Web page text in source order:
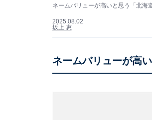
ネームバリューが高いと思う「北海
2025.08.02
坂上 恵
ネームバリューが高